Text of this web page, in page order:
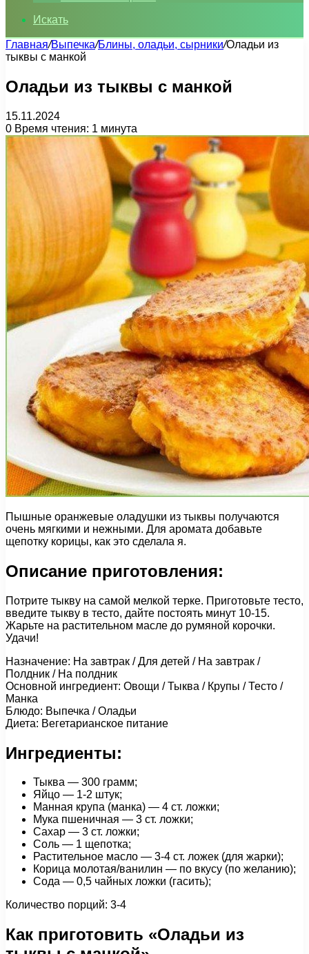
Искать
Главная/Выпечка/Блины, оладьи, сырники/Оладьи из
тыквы с манкой
Оладьи из тыквы с манкой
15.11.2024
0 Время чтения: 1 минута
Пышные оранжевые оладушки из тыквы получаются
очень мягкими и нежными. Для аромата добавьте
щепотку корицы, как это сделала я.
Описание приготовления:
Потрите тыкву на самой мелкой терке. Приготовьте тесто,
введите тыкву в тесто, дайте постоять минут 10-15.
Жарьте на растительном масле до румяной корочки.
Удачи!
Назначение: На завтрак / Для детей / На завтрак /
Полдник / На полдник
Основной ингредиент: Овощи / Тыква / Крупы / Тесто /
Манка
Блюдо: Выпечка / Оладьи
Диета: Вегетарианское питание
Ингредиенты:
Тыква — 300 грамм;
Яйцо — 1-2 штук;
Манная крупа (манка) — 4 ст. ложки;
Мука пшеничная — 3 ст. ложки;
Сахар — 3 ст. ложки;
Соль — 1 щепотка;
Растительное масло — 3-4 ст. ложек (для жарки);
Корица молотая/ванилин — по вкусу (по желанию);
Сода — 0,5 чайных ложки (гасить);
Количество порций: 3-4
Как приготовить «Оладьи из